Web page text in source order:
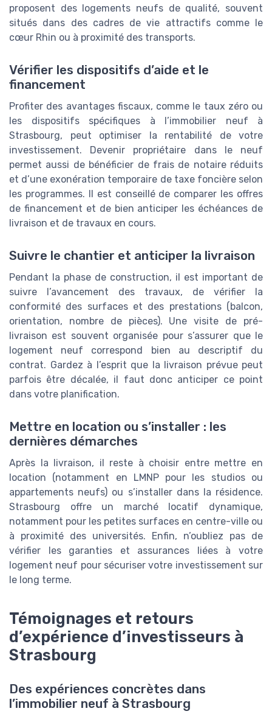
proposent des logements neufs de qualité, souvent
situés dans des cadres de vie attractifs comme le
cœur Rhin ou à proximité des transports.
Vérifier les dispositifs d’aide et le
financement
Profiter des avantages fiscaux, comme le taux zéro ou
les dispositifs spécifiques à l’immobilier neuf à
Strasbourg, peut optimiser la rentabilité de votre
investissement. Devenir propriétaire dans le neuf
permet aussi de bénéficier de frais de notaire réduits
et d’une exonération temporaire de taxe foncière selon
les programmes. Il est conseillé de comparer les offres
de financement et de bien anticiper les échéances de
livraison et de travaux en cours.
Suivre le chantier et anticiper la livraison
Pendant la phase de construction, il est important de
suivre l’avancement des travaux, de vérifier la
conformité des surfaces et des prestations (balcon,
orientation, nombre de pièces). Une visite de pré-
livraison est souvent organisée pour s’assurer que le
logement neuf correspond bien au descriptif du
contrat. Gardez à l’esprit que la livraison prévue peut
parfois être décalée, il faut donc anticiper ce point
dans votre planification.
Mettre en location ou s’installer : les
dernières démarches
Après la livraison, il reste à choisir entre mettre en
location (notamment en LMNP pour les studios ou
appartements neufs) ou s’installer dans la résidence.
Strasbourg offre un marché locatif dynamique,
notamment pour les petites surfaces en centre-ville ou
à proximité des universités. Enfin, n’oubliez pas de
vérifier les garanties et assurances liées à votre
logement neuf pour sécuriser votre investissement sur
le long terme.
Témoignages et retours
d’expérience d’investisseurs à
Strasbourg
Des expériences concrètes dans
l’immobilier neuf à Strasbourg